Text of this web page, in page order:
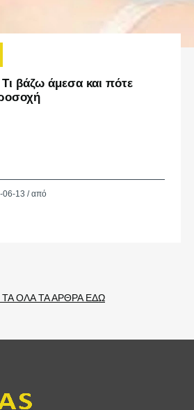
βάζω άμεσα και πότε
06-13 / από
ΤΑ ΟΛΑ ΤΑ ΑΡΘΡΑ ΕΔΩ